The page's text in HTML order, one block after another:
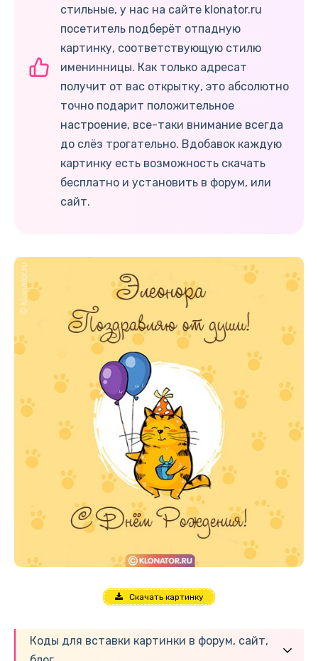
стильные, у нас на сайте klonator.ru
посетитель подберёт отпадную
картинку, соответствующую стилю
именинницы. Как только адресат
получит от вас открытку, это абсолютно
точно подарит положительное
настроение, все-таки внимание всегда
до слёз трогательно. Вдобавок каждую
картинку есть возможность скачать
бесплатно и установить в форум, или
сайт.
Скачать картинку
Коды для вставки картинки в форум, сайт,